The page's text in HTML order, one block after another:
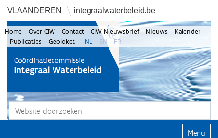
VLAANDEREN integraalwaterbeleid.be
Zoek
Home Over CIW Contact CIW-Nieuwsbrief Nieuws
Kalender
Publicaties
Geoloket NL EN FR
Klap